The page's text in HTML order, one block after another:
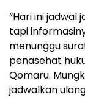
“Hari ini jadwal
tapi
menunggu
penasehat
Qomaru.
jadwalkan